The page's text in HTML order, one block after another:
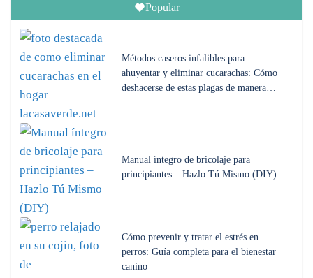
Popular
Métodos caseros infalibles para
ahuyentar y eliminar cucarachas: Cómo
deshacerse de estas plagas de manera…
Manual íntegro de bricolaje para
principiantes – Hazlo Tú Mismo (DIY)
Cómo prevenir y tratar el estrés en
perros: Guía completa para el bienestar
canino